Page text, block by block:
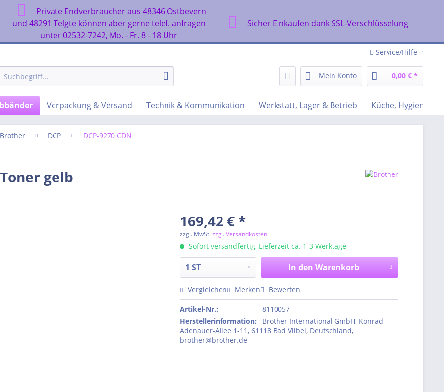
Private Endverbraucher aus 48346 Ostbevern
und 48291 Telgte können aber gerne telef. anfragen
unter 02532-7242, Mo. - Fr. 8 - 18 Uhr
Sicher Einkaufen dank SSL-Verschlüsselung
Service/Hilfe
Mein Konto 0,00 € *
Verpackung & Versand Technik & Kommunikation Werkstatt, Lager & Betrieb Küche, Hygiene &
Brother DCP DCP-9270 CDN
gelb
169,42 € *
zzgl. MwSt.zzgl. Versandkosten
Sofort versandfertig, Lieferzeit ca. 1-3 Werktage
In den Warenkorb
Vergleichen Merken Bewerten
Artikel-Nr.:
8110057
Herstellerinformation:
Brother International GmbH, Konrad-
Adenauer-Allee 1-11, 61118 Bad Vilbel, Deutschland,
brother@brother.de